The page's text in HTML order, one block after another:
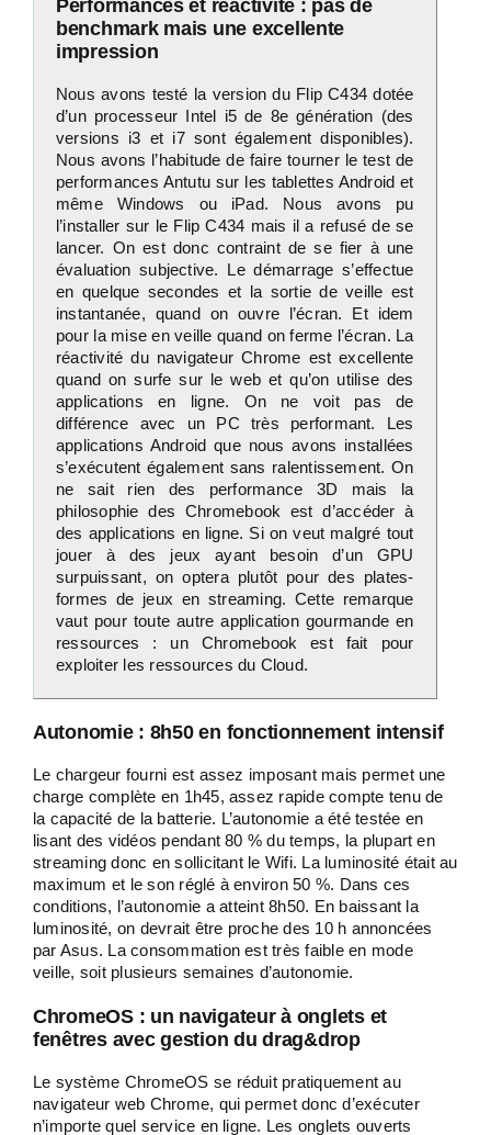
Performances et réactivité : pas de
benchmark mais une excellente
impression
Nous avons testé la version du Flip C434 dotée
d’un processeur Intel i5 de 8e génération (des
versions i3 et i7 sont également disponibles).
Nous avons l’habitude de faire tourner le test de
performances Antutu sur les tablettes Android et
même Windows ou iPad. Nous avons pu
l’installer sur le Flip C434 mais il a refusé de se
lancer. On est donc contraint de se fier à une
évaluation subjective. Le démarrage s’effectue
en quelque secondes et la sortie de veille est
instantanée, quand on ouvre l’écran. Et idem
pour la mise en veille quand on ferme l’écran. La
réactivité du navigateur Chrome est excellente
quand on surfe sur le web et qu’on utilise des
applications en ligne. On ne voit pas de
différence avec un PC très performant. Les
applications Android que nous avons installées
s’exécutent également sans ralentissement. On
ne sait rien des performance 3D mais la
philosophie des Chromebook est d’accéder à
des applications en ligne. Si on veut malgré tout
jouer à des jeux ayant besoin d’un GPU
surpuissant, on optera plutôt pour des plates-
formes de jeux en streaming. Cette remarque
vaut pour toute autre application gourmande en
ressources : un Chromebook est fait pour
exploiter les ressources du Cloud.
Autonomie : 8h50 en fonctionnement intensif
Le chargeur fourni est assez imposant mais permet une
charge complète en 1h45, assez rapide compte tenu de
la capacité de la batterie. L’autonomie a été testée en
lisant des vidéos pendant 80 % du temps, la plupart en
streaming donc en sollicitant le Wifi. La luminosité était au
maximum et le son réglé à environ 50 %. Dans ces
conditions, l’autonomie a atteint 8h50. En baissant la
luminosité, on devrait être proche des 10 h annoncées
par Asus. La consommation est très faible en mode
veille, soit plusieurs semaines d’autonomie.
ChromeOS : un navigateur à onglets et
fenêtres avec gestion du drag&drop
Le système ChromeOS se réduit pratiquement au
navigateur web Chrome, qui permet donc d’exécuter
n’importe quel service en ligne. Les onglets ouverts